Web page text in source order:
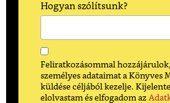
Hogyan szólítsunk?
Feliratkozásommal
személyes adataimat a Könyves
küldése céljából kezelje.
elolvastam és elfogadom az